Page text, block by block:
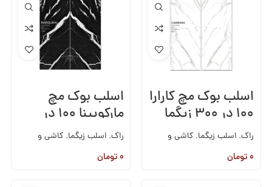
اسلب بوک مچ کارارا
۱۰۰ در ۳۰۰ زیگما
راک, اسلب زیگما, کاشی و
سرامیک
۰تومان
اسلب بوک مچ
مارکویینا ۱۰۰ در
۳۰۰ زیگما
راک, اسلب زیگما, کاشی و
سرامیک
۰تومان